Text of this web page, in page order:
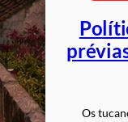
Os